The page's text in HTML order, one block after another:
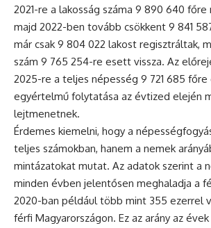
2021-re a lakosság száma 9 890 640
majd 2022-ben tovább csökkent 9 841
már csak 9 804 022 lakost regisztráltak,
szám 9 765 254-re esett vissza. Az
2025-re a teljes népesség 9 721 685 főre
egyértelmű folytatása az évtized elején
lejtmenetnek.
Érdemes kiemelni, hogy a
teljes számokban, hanem a nemek
mintázatokat mutat. Az adatok szerint a
minden évben jelentősen meghaladja a
2020-ban például több mint 355 ezerrel
férfi Magyarországon. Ez az arány az